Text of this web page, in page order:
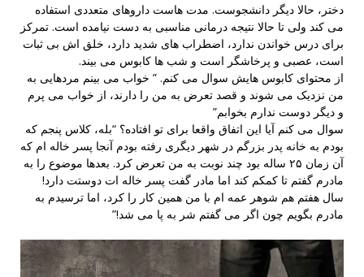
دختر، حالا دیگر دانشجوست. مدت هاست داروهای متعددی استفاده
می کند ولی تا حالا نتیجه درمانی مناسبی به دست نیامده است. تمرکز
برای درس خواندن ندارد، اضطراب های شدید دارد، خلق اش بی ثبات
است، عصبی و پرخاشگر است و شب ها کابوس می بیند.
از محتوای کابوس هایش سوال می کنم. ” خواب می بینم مردهایی به
من نزدیک می شوند و قصد تعرض به من را دارند، از خواب می پرم
و دیگر دوست ندارم بخوابم”
سوال می کنم آیا این اتفاق واقعا برای تو افتاده؟ “بله، کلاس پنجم که
بودم به خانه پدر بزرگم در شهر دیگری رفته بودم آنجا پسر خاله ام که
آن زمان ۲۵ ساله بود چند نوبت به من تعرض کرد. بعدها موضوع را به
مادرم گفتم تا کمکم کند اما مادر گفت پسر خاله ات دوستت دارد!
سال هفتم هم شوهر عمه ام با من همین کار را کرد، اما ترسیدم به
مادرم بگویم چون اگر می گفتم شر به پا می شد!”